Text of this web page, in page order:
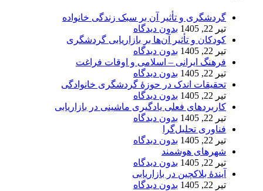
گردشگری و تأثیر آن بر سبک زندگی خانواده
تیر 22, 1405
بدون دیدگاه
کودکان و تأثیر آن‌ها بر بازاریابی گردشگری
تیر 22, 1405
بدون دیدگاه
فرهنگ ایرانی – اسلامی و اوقات فراغت
تیر 22, 1405
بدون دیدگاه
تحقیقات اندک در حوزۀ گردشگری خانوادگی
تیر 22, 1405
بدون دیدگاه
کاربردهای فعلی یادگیری ماشینی در بازاریابی
تیر 22, 1405
بدون دیدگاه
فناوری تحلیل‌گرا
تیر 22, 1405
بدون دیدگاه
شهرهای هوشمند
تیر 22, 1405
بدون دیدگاه
آیندۀ بلاکچین در بازاریابی
تیر 22, 1405
بدون دیدگاه